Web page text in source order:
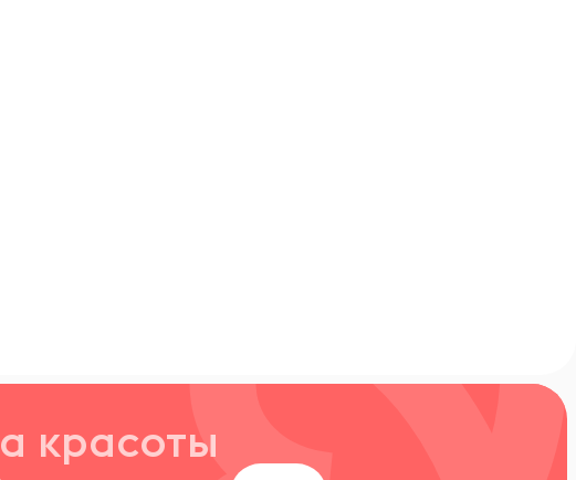
красоты